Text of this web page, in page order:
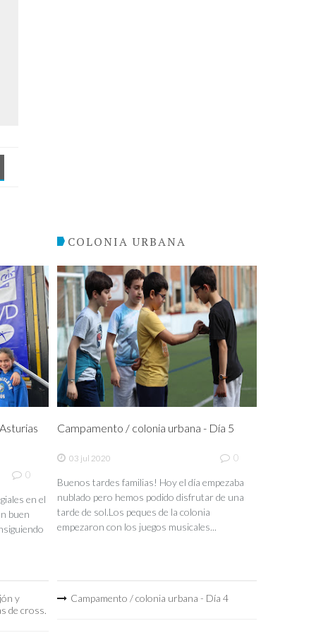
0
en el
buen
y
de cross.
COLONIA URBANA
Campamento / colonia urbana - Día 5
03 jul 2020 0
Buenos tardes familias! Hoy el día empezaba
nublado pero hemos podido disfrutar de una
tarde de sol.Los peques de la colonia
empezaron con los juegos musicales...
Campamento / colonia urbana - Día 4